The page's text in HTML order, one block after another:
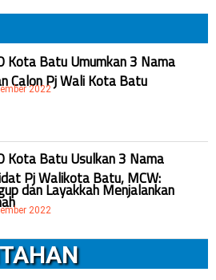
Kota Batu Umumkan 3 Nama
Calon Pj Wali Kota Batu
2022
Kota Batu Usulkan 3 Nama
Pj Walikota Batu, MCW:
dan Layakkah Menjalankan
2022